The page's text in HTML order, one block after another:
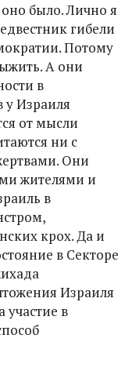
было. Лично я
гибели
Потому
А они
в
у Израиля
от мысли
ни с
Они
жителями и
в
крох. Да и
в Секторе
Израиля
в